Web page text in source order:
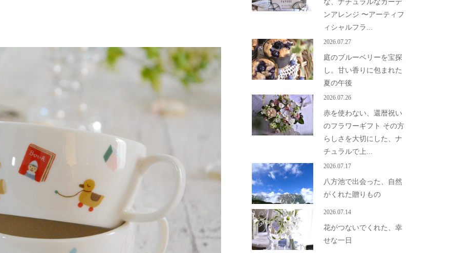
な、ナチュラルなガーデ
ンアレンジ 〜アーティフ
ィシャルフラ...
2026.07.27
庭のブルーベリーを宝探
し。甘い香りに包まれた
夏の午後
2026.07.26
赤を使わない、還暦祝い
のフラワーギフト その方
らしさを大切にした、ナ
チュラルで上...
2026.07.17
八方池で出会った、自然
がくれた贈りもの
2026.07.14
花がつないでくれた、幸
せな一日